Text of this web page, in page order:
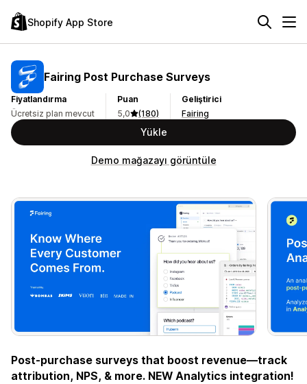
Shopify App Store
Fairing Post Purchase Surveys
Fiyatlandırma
Ücretsiz plan mevcut
Puan
5,0
(180)
Geliştirici
Fairing
Yükle
Demo mağazayı görüntüle
Post-purchase surveys that boost revenue—track
attribution, NPS, & more. NEW Analytics integration!